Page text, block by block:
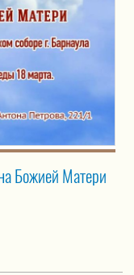
Божией Матери